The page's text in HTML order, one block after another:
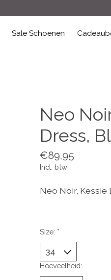
Sale Schoenen
Neo
Dress,
€89,95
Incl. btw
Neo Noir, Kessie
Size: *
Hoeveelheid: